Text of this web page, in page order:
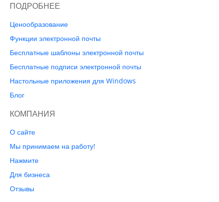
ПОДРОБНЕЕ
Ценообразование
Функции электронной почты
Бесплатные шаблоны электронной почты
Бесплатные подписи электронной почты
Настольные приложения для Windows
Блог
КОМПАНИЯ
О сайте
Мы принимаем на работу!
Нажмите
Для бизнеса
Отзывы